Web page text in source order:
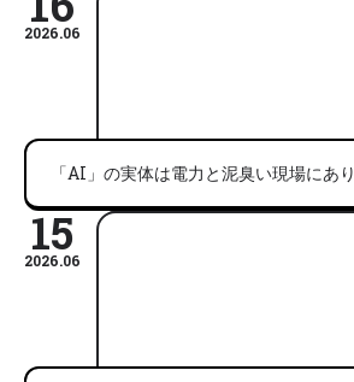
2026.06
「AI」の実体は電力と泥臭い現場にあり
15
2026.06